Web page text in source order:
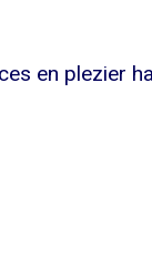
en plezier